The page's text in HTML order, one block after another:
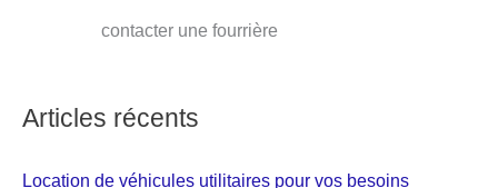
contacter une fourrière
Articles récents
Location de véhicules utilitaires pour vos besoins